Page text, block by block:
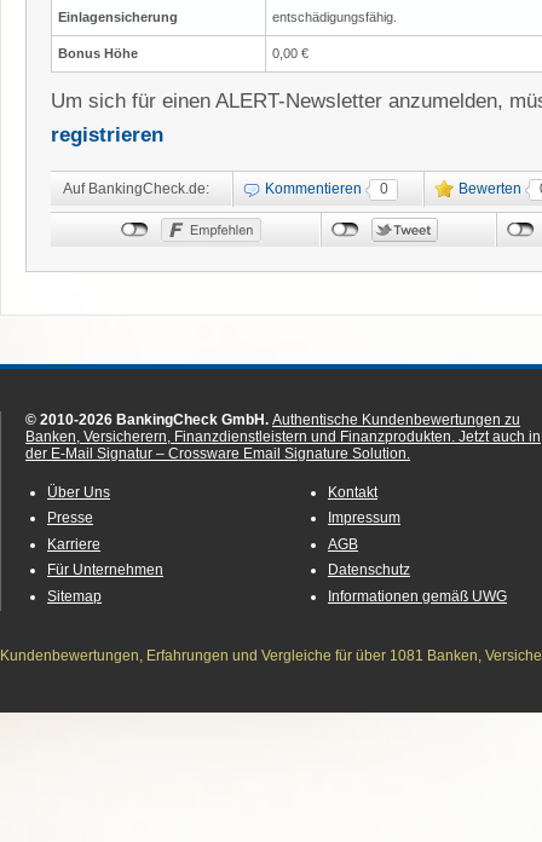
Einlagensicherung
entschädigungsfähig.
Bonus Höhe 0,00 €
Um sich für einen ALERT-Newsletter anzumelden,
registrieren
Auf BankingCheck.de: Kommentieren 0 Bewerten
© 2010-2026 BankingCheck GmbH. Authentische Kundenbewertungen zu
Banken, Versicherern, Finanzdienstleistern und Finanzprodukten. Jetzt auch in
der E-Mail Signatur – Crossware Email Signature Solution.
Über Uns
Presse
Karriere
Für Unternehmen
Sitemap
Kontakt
Impressum
AGB
Datenschutz
Informationen gemäß UWG
Kundenbewertungen, Erfahrungen und Vergleiche für über 1081 Banken,